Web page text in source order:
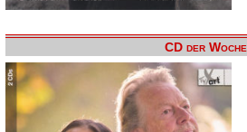
CD der Woche